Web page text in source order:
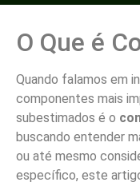
O Que é
Quando falamos em
componentes mais
subestimados é o
buscando entender
ou até mesmo
específico, este